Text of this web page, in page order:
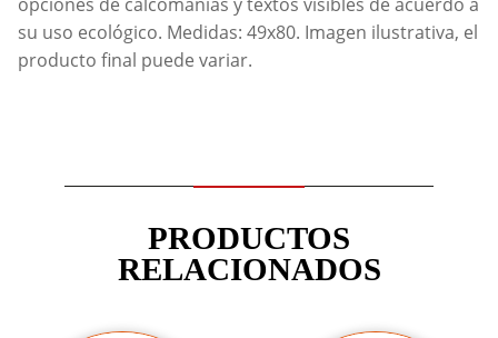
su uso ecológico. Medidas: 49x80. Imagen ilustrativa, el
producto final puede variar.
PRODUCTOS
RELACIONADOS